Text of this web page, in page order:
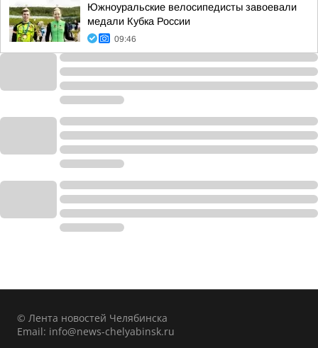
Южноуральские велосипедисты завоевали
медали Кубка России
09:46
© Лента новостей Челябинска
Email: info@news-chelyabinsk.ru